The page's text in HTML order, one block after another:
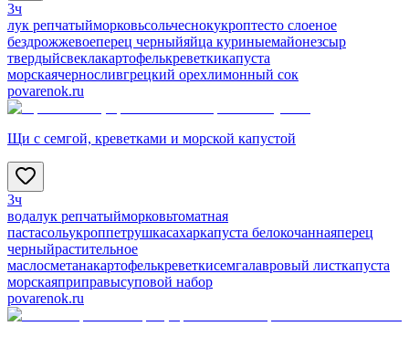
3ч
лук репчатыйморковьсольчеснокукроптесто слоеное
бездрожжевоеперец черныйяйца куриныемайонезсыр
твердыйсвеклакартофелькреветкикапуста
морскаячерносливгрецкий орехлимонный сок
povarenok.ru
Щи с семгой, креветками и морской капустой
3ч
водалук репчатыйморковьтоматная
пастасольукроппетрушкасахаркапуста белокочаннаяперец
черныйрастительное
маслосметанакартофелькреветкисемгалавровый листкапуста
морскаяприправысуповой набор
povarenok.ru